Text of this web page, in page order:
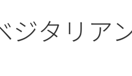
ジタリア